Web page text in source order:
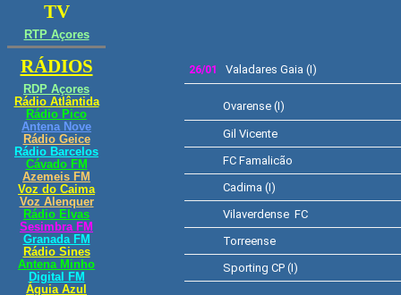
26/01 Valadares Gaia (I)
Ovarense (I)
Gil Vicente
FC Famalicão
Cadima (I)
Vilaverdense FC
Torreense
Sporting CP (I)